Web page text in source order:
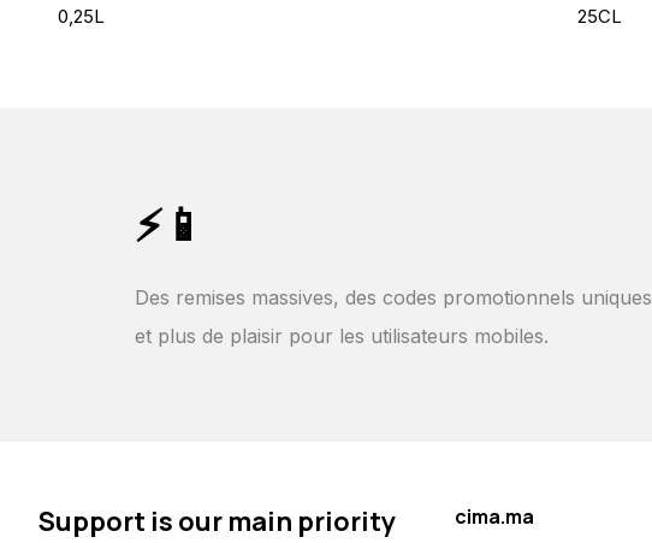
0,25L
25CL
⚡📱
Des remises massives, des codes promotionnels uniques
et plus de plaisir pour les utilisateurs mobiles.
Support is our main priority cima.ma